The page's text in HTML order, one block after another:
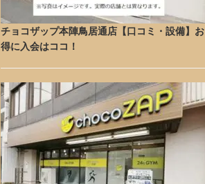
チョコザップ本陣鳥居通店【口コミ・設備】お
得に入会はココ！